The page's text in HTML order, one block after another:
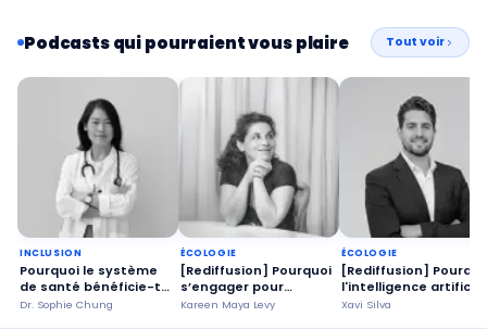
Podcasts qui pourraient vous plaire Tout voir
INCLUSION
Pourquoi le système
de santé bénéficie-t-il
de patients heureux ?
Dr. Sophie Chung
ÉCOLOGIE
[Rediffusion] Pourquoi
s’engager pour
prolonger la vie de
Kareen Maya Levy
ÉCOLOGIE
[Rediffusion]
l'intelligence
peut aider les
Xavi Silva